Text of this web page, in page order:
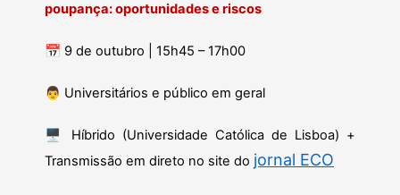
poupança: oportunidades e riscos
📅 9 de outubro | 15h45 – 17h00
👨 Universitários e público em geral
🖥️
Híbrido (Universidade Católica de Lisboa) +
Transmissão em direto no site do jornal ECO